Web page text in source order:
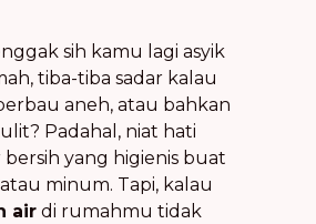
sih kamu lagi asyik
tiba-tiba sadar kalau
aneh, atau bahkan
Padahal, niat hati
yang higienis buat
minum. Tapi, kalau
air di rumahmu tidak